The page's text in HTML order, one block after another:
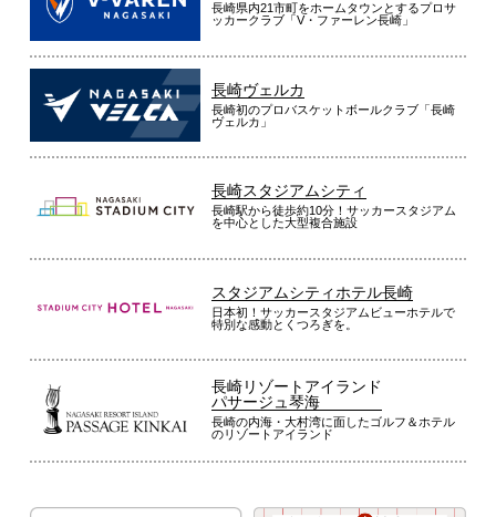
長崎県内21市町をホームタウンとするプロサ
ッカークラブ「V・ファーレン長崎」
長崎ヴェルカ
長崎初のプロバスケットボールクラブ「長崎
ヴェルカ」
長崎スタジアムシティ
長崎駅から徒歩約10分！サッカースタジアム
を中心とした大型複合施設
スタジアムシティホテル長崎
日本初！サッカースタジアムビューホテルで
特別な感動とくつろぎを。
長崎リゾートアイランド
パサージュ琴海
長崎の内海・大村湾に面したゴルフ＆ホテル
のリゾートアイランド